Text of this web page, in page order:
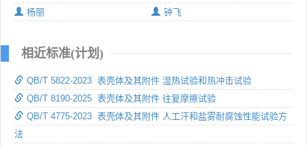
杨丽
钟飞
相近标准(计划)
QB/T 5822-2023 表壳体及其附件 湿热试验和热冲击试验
QB/T 8190-2025 表壳体及其附件 往复摩擦试验
QB/T 4775-2023 表壳体及其附件 人工汗和盐雾耐腐蚀性能试验方
法